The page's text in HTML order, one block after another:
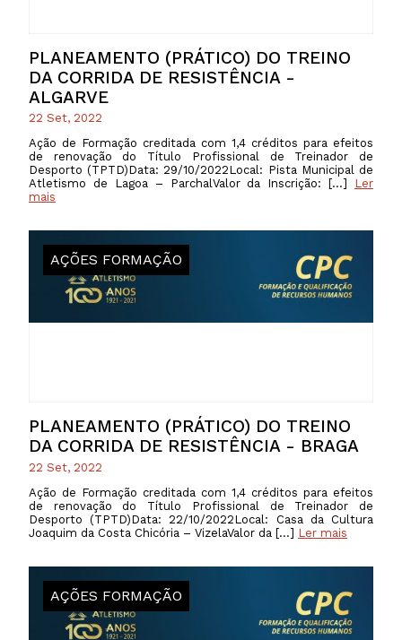
PLANEAMENTO (PRÁTICO) DO TREINO
DA CORRIDA DE RESISTÊNCIA -
ALGARVE
22 Set, 2022
Ação de Formação creditada com 1,4 créditos para efeitos
de renovação do Título Profissional de Treinador de
Desporto (TPTD)Data: 29/10/2022Local: Pista Municipal de
Atletismo de Lagoa – ParchalValor da Inscrição: […] Ler
mais
PLANEAMENTO (PRÁTICO) DO TREINO
DA CORRIDA DE RESISTÊNCIA - BRAGA
AÇÕES FORMAÇÃO
22 Set, 2022
Ação de Formação creditada com 1,4 créditos para efeitos
de renovação do Título Profissional de Treinador de
Desporto (TPTD)Data: 22/10/2022Local: Casa da Cultura
Joaquim da Costa Chicória – VizelaValor da […] Ler mais
AÇÕES FORMAÇÃO